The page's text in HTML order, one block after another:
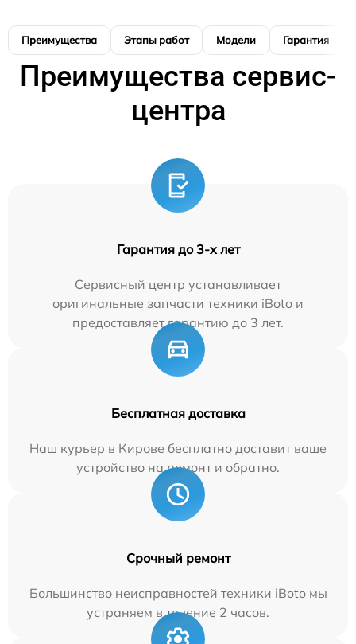
Преимущества Этапы работ Модели Гарантия
Преимущества сервис-
центра
Гарантия до 3-х лет
Сервисный центр устанавливает
оригинальные запчасти техники iBoto и
предоставляет гарантию до 3 лет.
Бесплатная доставка
Наш курьер в Кирове бесплатно доставит ваше
устройство на ремонт и обратно.
Срочный ремонт
Большинство неисправностей техники iBoto мы
устраняем в течение 2 часов.